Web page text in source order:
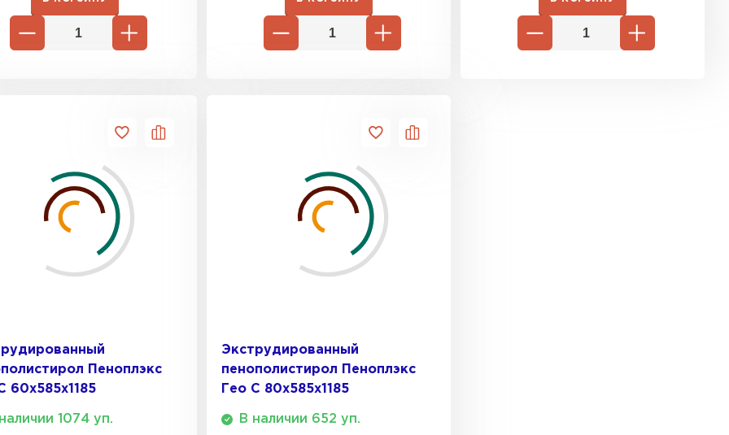
Пеноплэкс
60х585х1185
1074 уп.
Экструдированный
пенополистирол Пеноплэкс
Гео С 80х585х1185
В наличии 652 уп.